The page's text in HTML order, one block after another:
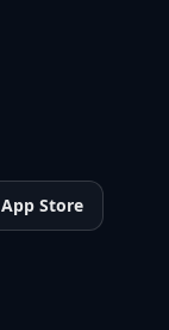
App Store